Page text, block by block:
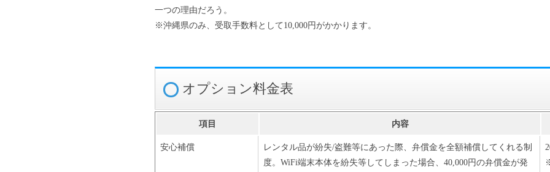
一つの理由だろう。
※沖縄県のみ、受取手数料として10,000円がかかります。
オプション料金表
項目 内容
安心補償
レンタル品が紛失/盗難等にあった際、弁償金を全額補償してくれる制
度。WiFi端末本体を紛失等してしまった場合、40,000円の弁償金が発